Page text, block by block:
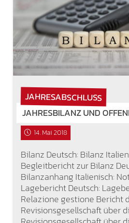
JAHRESABSCHLUSS
JAHRESBILANZ UND
14. Mai 2018
Bilanz Deutsch: Bilanz
Begleitbericht zur Bilanz
Bilanzanhang Italienisch:
Lagebericht Deutsch:
Relazione gestione Bericht
Revisionsgesellschaft über